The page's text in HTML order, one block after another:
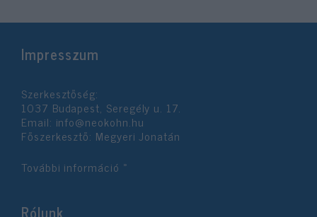
Impresszum
Szerkesztőség:
1037 Budapest, Seregély u. 17.
Email: info@neokohn.hu
Főszerkesztő: Megyeri Jonatán
További információ »